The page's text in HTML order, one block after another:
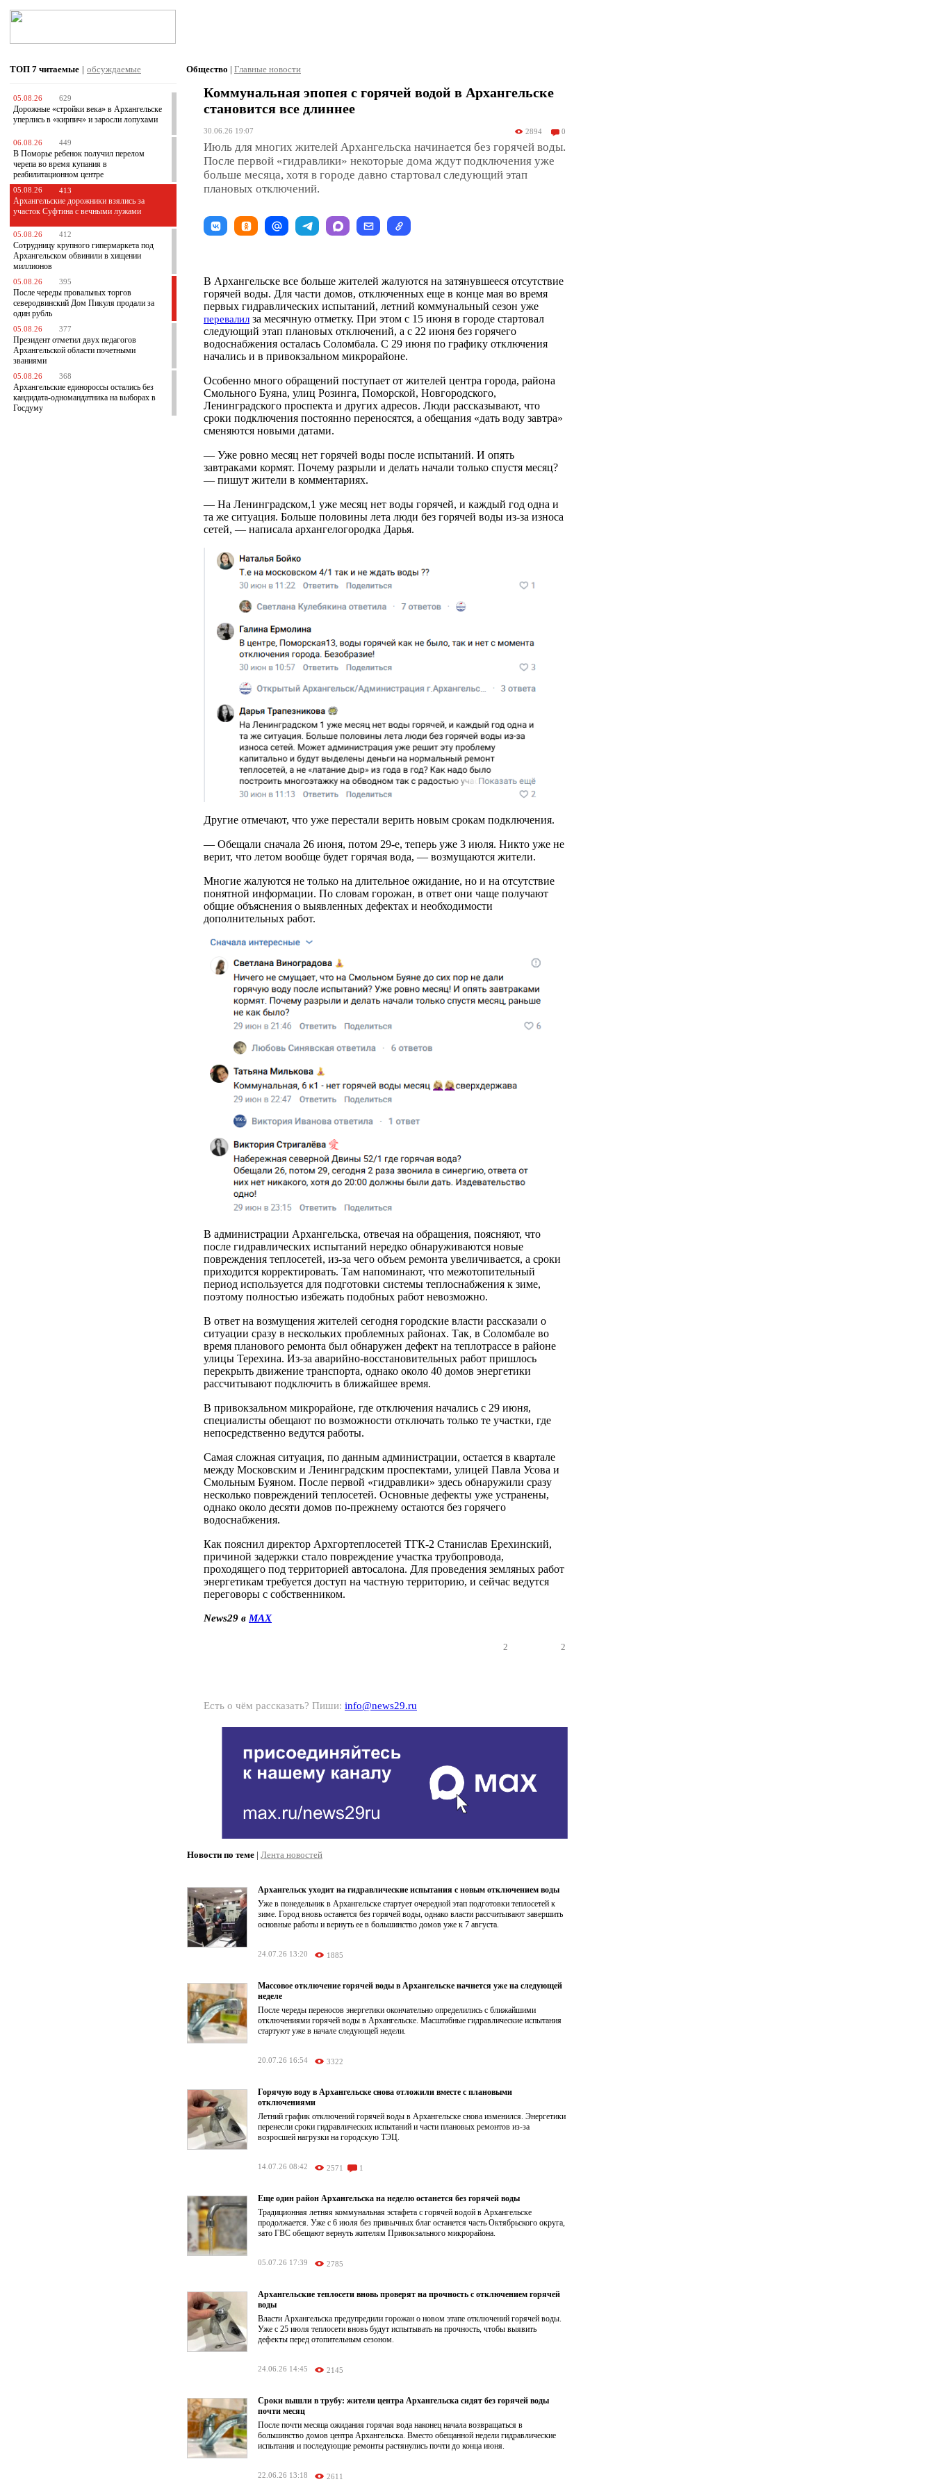
ТОП 7 читаемые | обсуждаемые
05.08.26 629
Дорожные «стройки века» в Архангельске
уперлись в «кирпич» и заросли лопухами
06.08.26 449
В Поморье ребенок получил перелом
черепа во время купания в
реабилитационном центре
05.08.26 413
Архангельские дорожники взялись за
участок Суфтина с вечными лужами
05.08.26 412
Сотрудницу крупного гипермаркета под
Архангельском обвинили в хищении
миллионов
05.08.26 395
После череды провальных торгов
северодвинский Дом Пикуля продали за
один рубль
05.08.26 377
Президент отметил двух педагогов
Архангельской области почетными
званиями
05.08.26 368
Архангельские единороссы остались без
кандидата-одномандатника на выборах в
Госдуму
Общество | Главные новости
Коммунальная эпопея с горячей водой в Архангельске
становится все длиннее
30.06.26 19:07 2894 0
Июль для многих жителей Архангельска начинается без горячей воды.
После первой «гидравлики» некоторые дома ждут подключения уже
больше месяца, хотя в городе давно стартовал следующий этап
плановых отключений.
В Архангельске все больше жителей жалуются на затянувшееся отсутствие
горячей воды. Для части домов, отключенных еще в конце мая во время
первых гидравлических испытаний, летний коммунальный сезон уже
перевалил за месячную отметку. При этом с 15 июня в городе стартовал
следующий этап плановых отключений, а с 22 июня без горячего
водоснабжения осталась Соломбала. С 29 июня по графику отключения
начались и в привокзальном микрорайоне.
Особенно много обращений поступает от жителей центра города, района
Смольного Буяна, улиц Розинга, Поморской, Новгородского,
Ленинградского проспекта и других адресов. Люди рассказывают, что
сроки подключения постоянно переносятся, а обещания «дать воду завтра»
сменяются новыми датами.
— Уже ровно месяц нет горячей воды после испытаний. И опять
завтраками кормят. Почему разрыли и делать начали только спустя месяц?
— пишут жители в комментариях.
— На Ленинградском,1 уже месяц нет воды горячей, и каждый год одна и
та же ситуация. Больше половины лета люди без горячей воды из-за износа
сетей, — написала архангелогородка Дарья.
Другие отмечают, что уже перестали верить новым срокам подключения.
— Обещали сначала 26 июня, потом 29-е, теперь уже 3 июля. Никто уже не
верит, что летом вообще будет горячая вода, — возмущаются жители.
Многие жалуются не только на длительное ожидание, но и на отсутствие
понятной информации. По словам горожан, в ответ они чаще получают
общие объяснения о выявленных дефектах и необходимости
дополнительных работ.
В администрации Архангельска, отвечая на обращения, поясняют, что
после гидравлических испытаний нередко обнаруживаются новые
повреждения теплосетей, из-за чего объем ремонта увеличивается, а сроки
приходится корректировать. Там напоминают, что межотопительный
период используется для подготовки системы теплоснабжения к зиме,
поэтому полностью избежать подобных работ невозможно.
В ответ на возмущения жителей сегодня городские власти рассказали о
ситуации сразу в нескольких проблемных районах. Так, в Соломбале во
время планового ремонта был обнаружен дефект на теплотрассе в районе
улицы Терехина. Из-за аварийно-восстановительных работ пришлось
перекрыть движение транспорта, однако около 40 домов энергетики
рассчитывают подключить в ближайшее время.
В привокзальном микрорайоне, где отключения начались с 29 июня,
специалисты обещают по возможности отключать только те участки, где
непосредственно ведутся работы.
Самая сложная ситуация, по данным администрации, остается в квартале
между Московским и Ленинградским проспектами, улицей Павла Усова и
Смольным Буяном. После первой «гидравлики» здесь обнаружили сразу
несколько повреждений теплосетей. Основные дефекты уже устранены,
однако около десяти домов по-прежнему остаются без горячего
водоснабжения.
Как пояснил директор Архгортеплосетей ТГК-2 Станислав Ерехинский,
причиной задержки стало повреждение участка трубопровода,
проходящего под территорией автосалона. Для проведения земляных работ
энергетикам требуется доступ на частную территорию, и сейчас ведутся
переговоры с собственником.
News29 в MAX
2 2
Есть о чём рассказать? Пиши: info@news29.ru
Новости по теме | Лента новостей
Архангельск уходит на гидравлические испытания с новым отключением воды
Уже в понедельник в Архангельске стартует очередной этап подготовки теплосетей к
зиме. Город вновь останется без горячей воды, однако власти рассчитывают завершить
основные работы и вернуть ее в большинство домов уже к 7 августа.
24.07.26 13:20 1885
Массовое отключение горячей воды в Архангельске начнется уже на следующей
неделе
После череды переносов энергетики окончательно определились с ближайшими
отключениями горячей воды в Архангельске. Масштабные гидравлические испытания
стартуют уже в начале следующей недели.
20.07.26 16:54 3322
Горячую воду в Архангельске снова отложили вместе с плановыми
отключениями
Летний график отключений горячей воды в Архангельске снова изменился. Энергетики
перенесли сроки гидравлических испытаний и части плановых ремонтов из-за
возросшей нагрузки на городскую ТЭЦ.
14.07.26 08:42 2571 1
Еще один район Архангельска на неделю останется без горячей воды
Традиционная летняя коммунальная эстафета с горячей водой в Архангельске
продолжается. Уже с 6 июля без привычных благ останется часть Октябрьского округа,
зато ГВС обещают вернуть жителям Привокзального микрорайона.
05.07.26 17:39 2785
Архангельские теплосети вновь проверят на прочность с отключением горячей
воды
Власти Архангельска предупредили горожан о новом этапе отключений горячей воды.
Уже с 25 июля теплосети вновь будут испытывать на прочность, чтобы выявить
дефекты перед отопительным сезоном.
24.06.26 14:45 2145
Сроки вышли в трубу: жители центра Архангельска сидят без горячей воды
почти месяц
После почти месяца ожидания горячая вода наконец начала возвращаться в
большинство домов центра Архангельска. Вместо обещанной недели гидравлические
испытания и последующие ремонты растянулись почти до конца июня.
22.06.26 13:18 2611